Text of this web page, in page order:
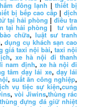
đông lạnh |thiết bị
bị bếp cao cấp|dịch
tại hải phòng |điều tra
tại hải phòng | tư vấn
chữa, luật sư tranh
,dụng cụ khách sạn cao
giá taxi nội bài, taxi nội
, xe hà nội đi thanh
nam định,xe hà nội đi
tâm dạy lái xe, dạy lái
,suất ăn công nghiệp,
vụ tiệc sự kiện,cung
, vòi Jiwins,thùng rác
thùng đựng đá giữ nhiệt